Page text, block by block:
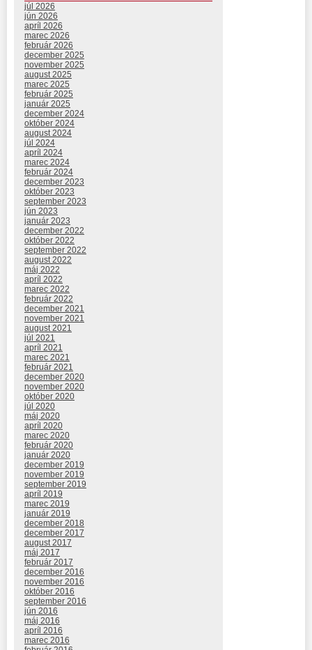
júl 2026
jún 2026
apríl 2026
marec 2026
február 2026
december 2025
november 2025
august 2025
marec 2025
február 2025
január 2025
december 2024
október 2024
august 2024
júl 2024
apríl 2024
marec 2024
február 2024
december 2023
október 2023
september 2023
jún 2023
január 2023
december 2022
október 2022
september 2022
august 2022
máj 2022
apríl 2022
marec 2022
február 2022
december 2021
november 2021
august 2021
júl 2021
apríl 2021
marec 2021
február 2021
december 2020
november 2020
október 2020
júl 2020
máj 2020
apríl 2020
marec 2020
február 2020
január 2020
december 2019
november 2019
september 2019
apríl 2019
marec 2019
január 2019
december 2018
december 2017
august 2017
máj 2017
február 2017
december 2016
november 2016
október 2016
september 2016
jún 2016
máj 2016
apríl 2016
marec 2016